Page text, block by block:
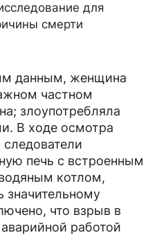
для
смерти
данным, женщина
частном
злоупотребляла
В ходе осмотра
печь с встроенным
котлом,
значительному
что взрыв в
работой